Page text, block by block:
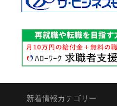
新着情報カテゴリー